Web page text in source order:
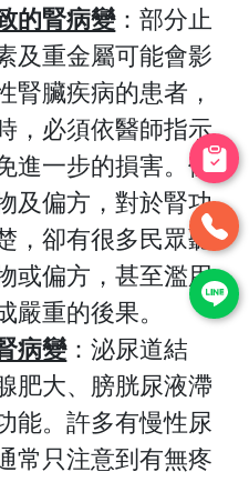
的腎病變：部分止
及重金屬可能會影
腎臟疾病的患者，
，必須依醫師指示
進一步的損害。但
及偏方，對於腎功
，卻有很多民眾聽
或偏方，甚至濫用
嚴重的後果。
病變：泌尿道結
肥大、膀胱尿液滯
能。許多有慢性尿
常只注意到有無疼